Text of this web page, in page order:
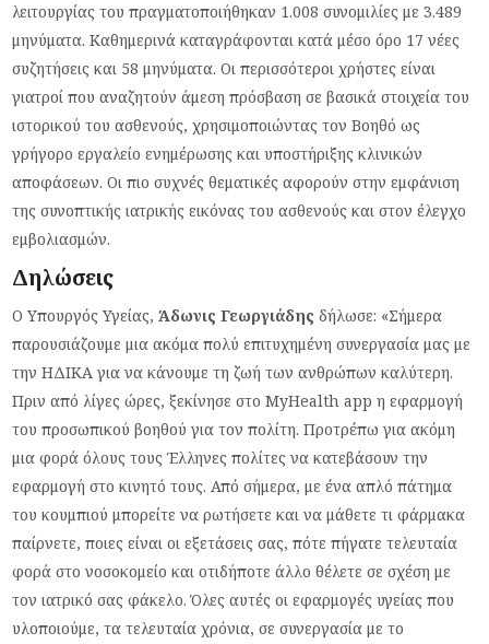
λειτουργίας του πραγματοποιήθηκαν 1.008 συνομιλίες με 3.489
μηνύματα. Καθημερινά καταγράφονται κατά μέσο όρο 17 νέες
συζητήσεις και 58 μηνύματα. Οι περισσότεροι χρήστες είναι
γιατροί που αναζητούν άμεση πρόσβαση σε βασικά στοιχεία του
ιστορικού του ασθενούς, χρησιμοποιώντας τον Βοηθό ως
γρήγορο εργαλείο ενημέρωσης και υποστήριξης κλινικών
αποφάσεων. Οι πιο συχνές θεματικές αφορούν στην εμφάνιση
της συνοπτικής ιατρικής εικόνας του ασθενούς και στον έλεγχο
εμβολιασμών.
Δηλώσεις
Ο Υπουργός Υγείας,Άδωνις Γεωργιάδης δήλωσε: «Σήμερα
παρουσιάζουμε μια ακόμα πολύ επιτυχημένη συνεργασία μας με
την ΗΔΙΚΑ για να κάνουμε τη ζωή των ανθρώπων καλύτερη.
Πριν από λίγες ώρες, ξεκίνησε στο MyHealth app η εφαρμογή
του προσωπικού βοηθού για τον πολίτη. Προτρέπω για ακόμη
μια φορά όλους τους Έλληνες πολίτες να κατεβάσουν την
εφαρμογή στο κινητό τους. Από σήμερα, με ένα απλό πάτημα
του κουμπιού μπορείτε να ρωτήσετε και να μάθετε τι φάρμακα
παίρνετε, ποιες είναι οι εξετάσεις σας, πότε πήγατε τελευταία
φορά στο νοσοκομείο και οτιδήποτε άλλο θέλετε σε σχέση με
τον ιατρικό σας φάκελο. Όλες αυτές οι εφαρμογές υγείας που
υλοποιούμε, τα τελευταία χρόνια, σε συνεργασία με το